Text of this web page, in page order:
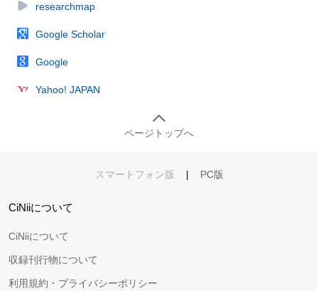
researchmap
Google Scholar
Google
Yahoo! JAPAN
ページトップへ
スマートフォン版 | PC版
CiNiiについて
CiNiiについて
収録刊行物について
利用規約・プライバシーポリシー